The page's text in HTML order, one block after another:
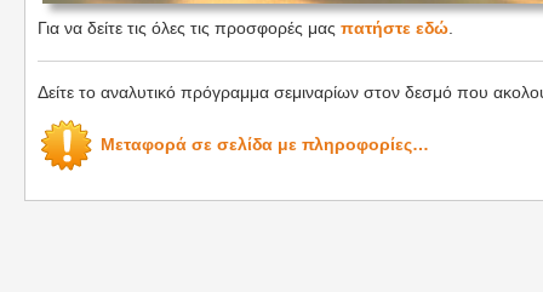
Για να δείτε τις όλες τις προσφορές μας πατήστε εδώ
Δείτε το αναλυτικό πρόγραμμα σεμιναρίων στον δεσμό που
Μεταφορά σε σελίδα με πληροφορίες…